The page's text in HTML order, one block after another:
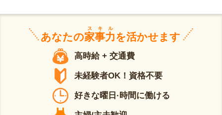
あなたの家事力
スキル
を活かせます
高時給 + 交通費
未経験者OK！資格不要
好きな曜日·時間に働ける